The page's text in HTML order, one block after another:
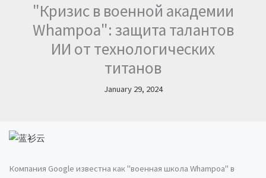
"Кризис в военной академии
Whampoa": защита талантов
ИИ от технологических
титанов
January 29, 2024
Компания Google известна как "военная школа Whampoa" в